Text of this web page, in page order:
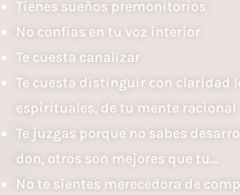
Tienes sueños premonitorios
No confías en tu voz interior
Te cuesta canalizar
Te cuesta distinguir con claridad
espirituales, de tu mente racional
Te juzgas porque no sabes
don, otros son mejores que tu…
No te sientes merecedora de